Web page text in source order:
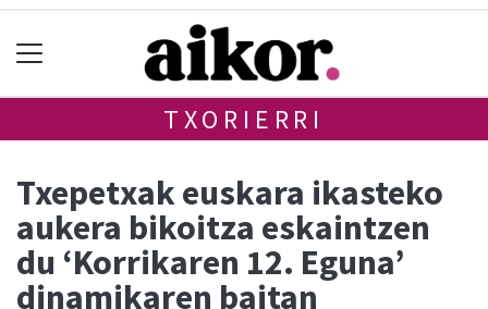
TXORIERRI
Txepetxak euskara ikasteko
aukera bikoitza eskaintzen
du ‘Korrikaren 12. Eguna’
dinamikaren baitan